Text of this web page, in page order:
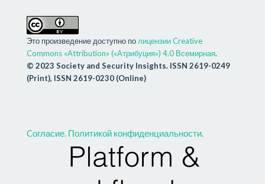
Это произведение доступно по лицензии Creative
Commons «Attribution» («Атрибуция») 4.0 Всемирная.
© 2023 Society and Security Insights. ISSN 2619-0249
(Print), ISSN 2619-0230 (Online)
Cогласие. Политикой конфиденциальности.